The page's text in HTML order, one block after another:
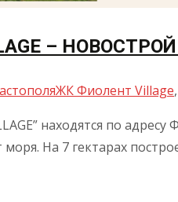
–
ЖК Фиолент Village,
находятся по
На 7 гектарах